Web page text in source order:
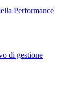
Performance
di gestione